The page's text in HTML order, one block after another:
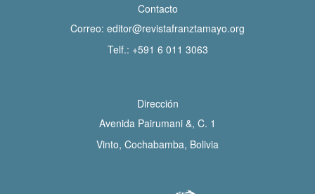
Contacto
Correo: editor@revistafranztamayo.org
Telf.: +591 6 011 3063
Dirección
Avenida Pairumani &, C. 1
Vinto, Cochabamba, Bolivia